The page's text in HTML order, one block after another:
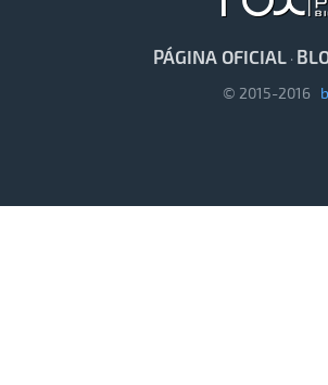
PÁGINA OFICIAL ·
© 2015-2016